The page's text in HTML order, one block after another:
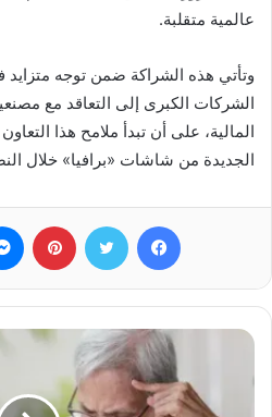
عالمية متقلبة.
وتأتي هذه الشراكة ضمن توجه متزايد
الشركات الكبرى إلى التعاقد مع
المالية، على أن تبدأ ملامح هذا
الجديدة من شاشات «برافيا» خلال
فيسبوك تويتر